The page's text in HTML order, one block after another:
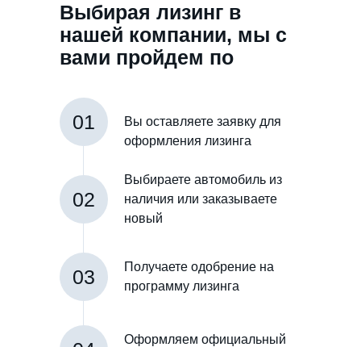
Выбирая лизинг в
нашей компании, мы с
вами пройдем по
01
Вы оставляете заявку для
оформления лизинга
02
Выбираете автомобиль из
наличия или заказываете
новый
03
Получаете одобрение на
программу лизинга
Оформляем официальный